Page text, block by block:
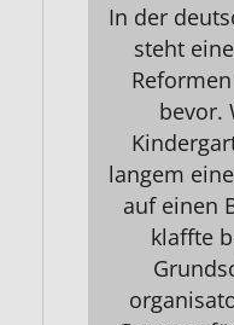
In der
steht
bevor.
langem
auf einen
klaffte